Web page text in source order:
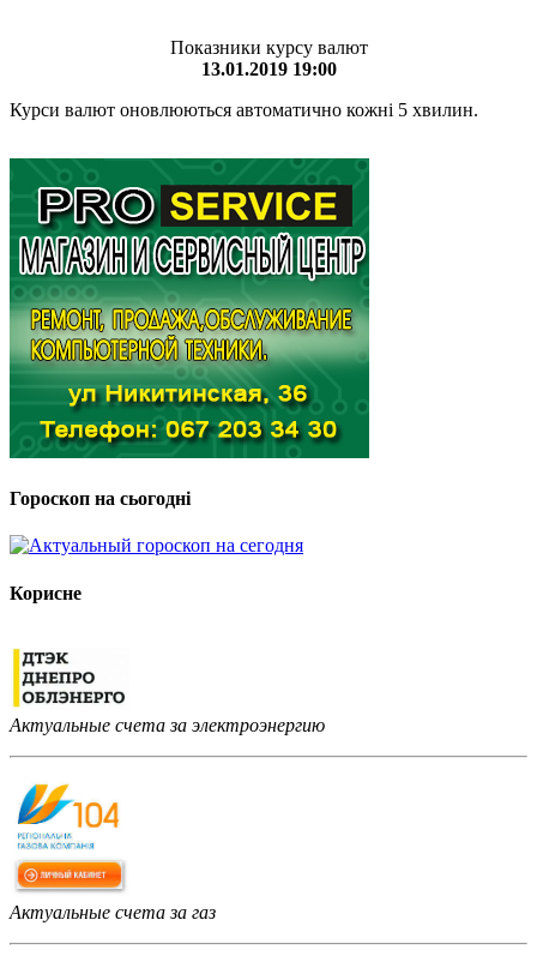
Показники курсу валют
13.01.2019 19:00
Курси валют оновлюються автоматично кожні 5 хвилин.
Гороскоп на сьогодні
Корисне
Актуальные счета за электроэнергию
Актуальные счета за газ